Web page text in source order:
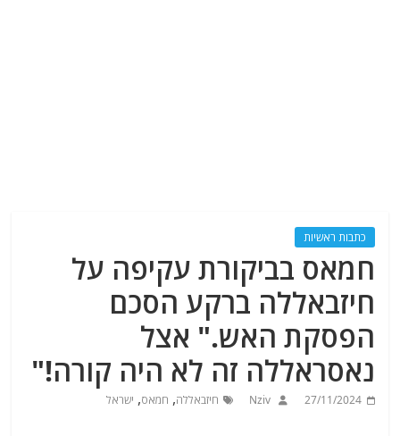
כתבות ראשיות
חמאס בביקורת עקיפה על
חיזבאללה ברקע הסכם
הפסקת האש." אצל
נאסראללה זה לא היה קורה!"
27/11/2024
Nziv חיזבאללה, חמאס, ישראל